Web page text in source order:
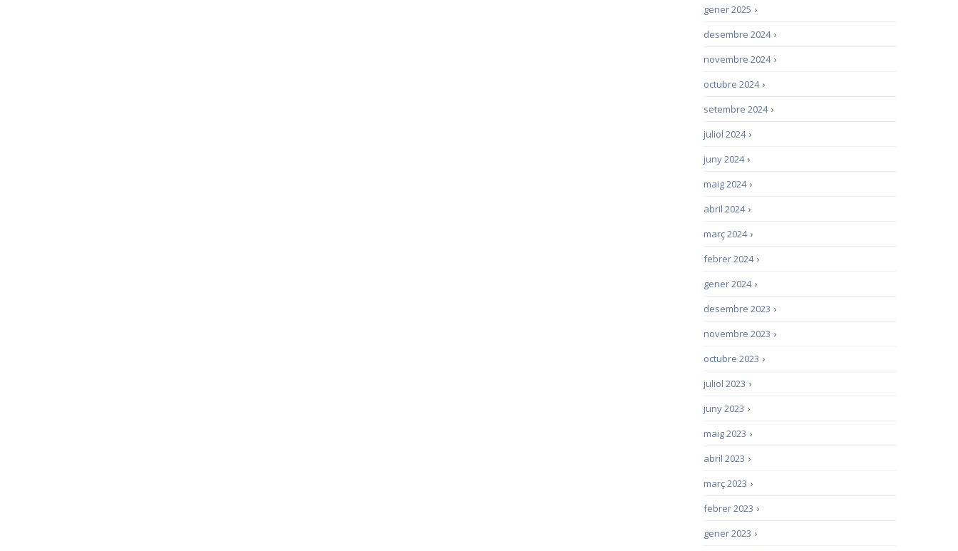
›
gener 2025
›
desembre 2024
›
novembre 2024
›
octubre 2024
›
setembre 2024
›
juliol 2024
›
juny 2024
›
maig 2024
›
abril 2024
›
març 2024
›
febrer 2024
›
gener 2024
›
desembre 2023
›
novembre 2023
›
octubre 2023
›
juliol 2023
›
juny 2023
›
maig 2023
›
abril 2023
›
març 2023
›
febrer 2023
›
gener 2023